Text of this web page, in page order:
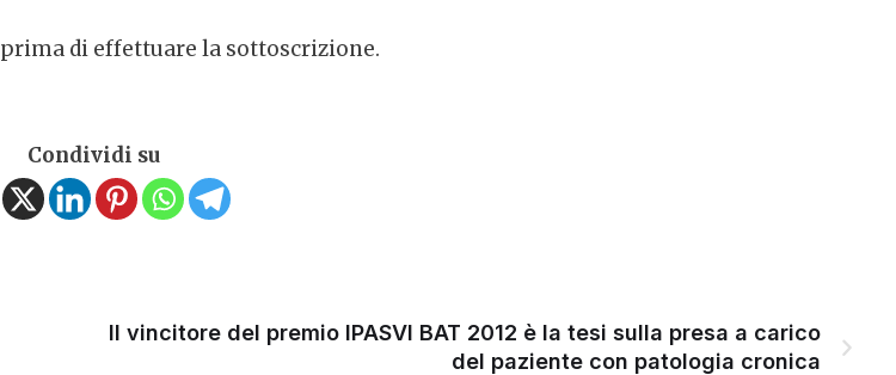
prima di effettuare la sottoscrizione.
Condividi su
Il vincitore del premio IPASVI BAT 2012 è la tesi sulla presa a carico
del paziente con patologia cronica